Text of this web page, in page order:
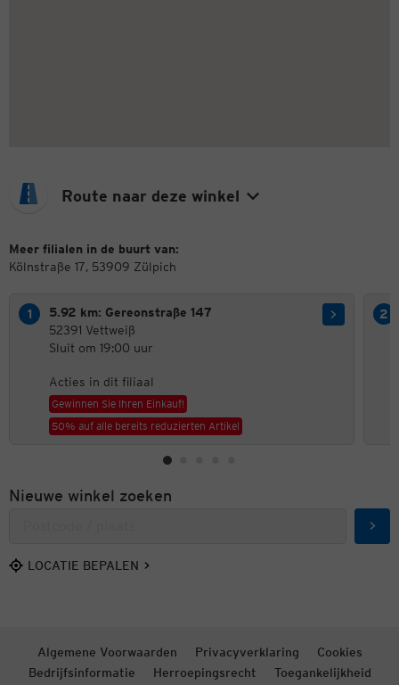
Route naar deze winkel
Meer filialen in de buurt van:
Kölnstraße 17, 53909 Zülpich
5.92 km: Gereonstraße 147
52391 Vettweiß
Sluit om 19:00 uur
Acties in dit filiaal
Gewinnen Sie Ihren Einkauf!
50% auf alle bereits reduzierten Artikel
Nieuwe winkel zoeken
LOCATIE BEPALEN
Algemene Voorwaarden Privacyverklaring
Cookies
Bedrijfsinformatie
Herroepingsrecht Toegankelijkheid